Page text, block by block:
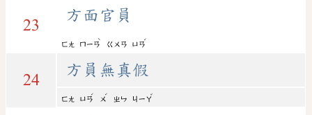
23
方面官員
ㄈㄤ ㄇㄧㄢ
ˋ
ㄍㄨㄢ ㄩㄢ
ˊ
24
方員無真假
ㄈㄤ ㄩㄢ
ˊ
ㄨ
ˊ
ㄓㄣ ㄐㄧㄚ
ˇ